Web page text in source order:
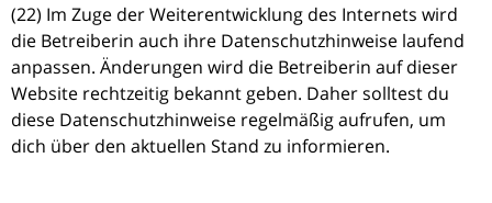
(22) Im Zuge der Weiterentwicklung des Internets wird
die Betreiberin auch ihre Datenschutzhinweise laufend
anpassen. Änderungen wird die Betreiberin auf dieser
Website rechtzeitig bekannt geben. Daher solltest du
diese Datenschutzhinweise regelmäßig aufrufen, um
dich über den aktuellen Stand zu informieren.